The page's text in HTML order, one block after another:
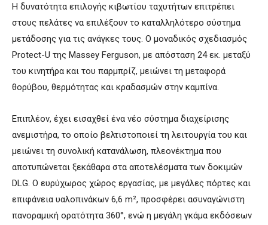
Η δυνατότητα επιλογής κιβωτίου ταχυτήτων επιτρέπει
στους πελάτες να επιλέξουν το καταλληλότερο σύστημα
μετάδοσης για τις ανάγκες τους. Ο μοναδικός σχεδιασμός
Protect-U της Massey Ferguson, με απόσταση 24 εκ. μεταξύ
του κινητήρα και του παρμπρίζ, μειώνει τη μεταφορά
θορύβου, θερμότητας και κραδασμών στην καμπίνα.
Επιπλέον, έχει εισαχθεί ένα νέο σύστημα διαχείρισης
ανεμιστήρα, το οποίο βελτιστοποιεί τη λειτουργία του και
μειώνει τη συνολική κατανάλωση, πλεονέκτημα που
αποτυπώνεται ξεκάθαρα στα αποτελέσματα των δοκιμών
DLG. Ο ευρύχωρος χώρος εργασίας, με μεγάλες πόρτες και
επιφάνεια υαλοπινάκων 6,6 m², προσφέρει ασυναγώνιστη
πανοραμική ορατότητα 360°, ενώ η μεγάλη γκάμα εκδόσεων